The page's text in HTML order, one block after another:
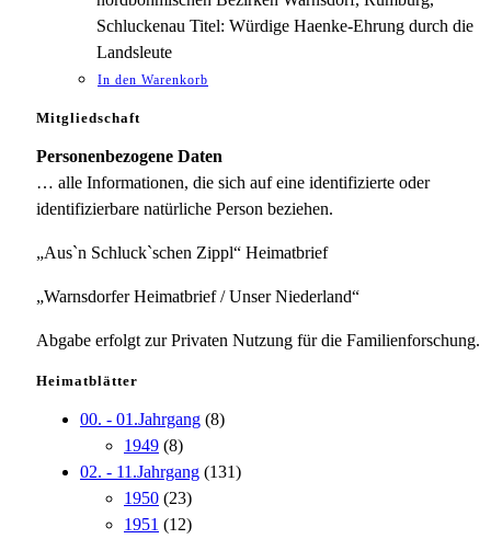
Schluckenau Titel: Würdige Haenke-Ehrung durch die
Landsleute
In den Warenkorb
Mitgliedschaft
Personenbezogene Daten
… alle Informationen, die sich auf eine identifizierte oder
identifizierbare natürliche Person beziehen.
„Aus`n Schluck`schen Zippl“ Heimatbrief
„Warnsdorfer Heimatbrief / Unser Niederland“
Abgabe erfolgt zur Privaten Nutzung für die Familienforschung.
Heimatblätter
00. - 01.Jahrgang (8)
1949 (8)
02. - 11.Jahrgang (131)
1950 (23)
1951 (12)